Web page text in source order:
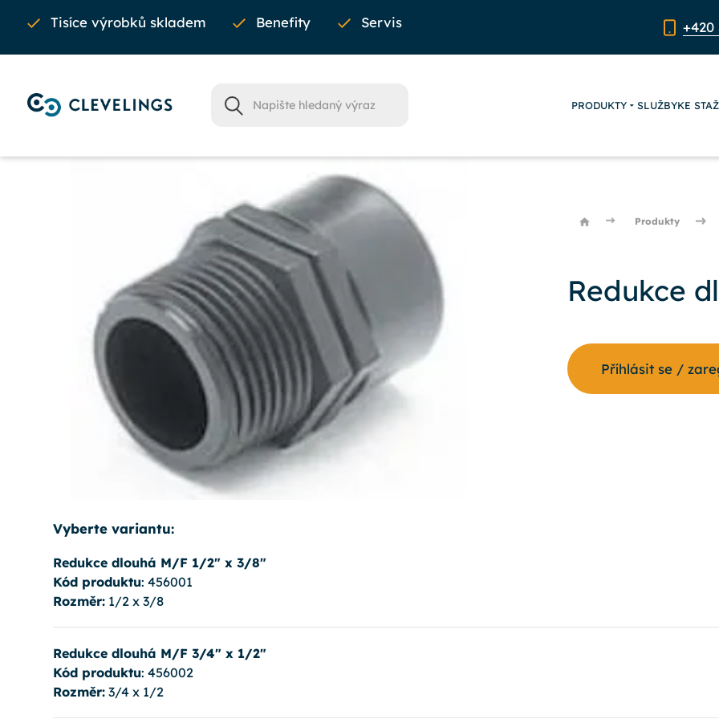
Tisíce výrobků skladem Benefity Servis +420
PRODUKTY SLUŽBYKE
Produkty
Redukce
Příhlásit se /
Vyberte variantu:
Redukce dlouhá M/F 1/2" x 3/8"
Kód produktu: 456001
Rozměr:1/2 x 3/8
Redukce dlouhá M/F 3/4" x 1/2"
Kód produktu: 456002
Rozměr:3/4 x 1/2